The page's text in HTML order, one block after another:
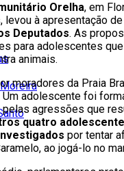
Orelha, em
à apresentação de
Deputados. As
para adolescentes
animais.
moradores da Praia
Um adolescente foi
agressões que
quatro
por tentar
ao jogá-lo no